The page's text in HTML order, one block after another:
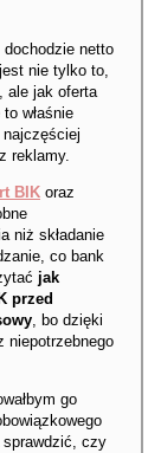
dochodzie netto
nie tylko to,
ale jak oferta
właśnie
najczęściej
reklamy.
BIK oraz
niż składanie
co bank
jak
przed
, bo dzięki
niepotrzebnego
go
sprawdzić, czy